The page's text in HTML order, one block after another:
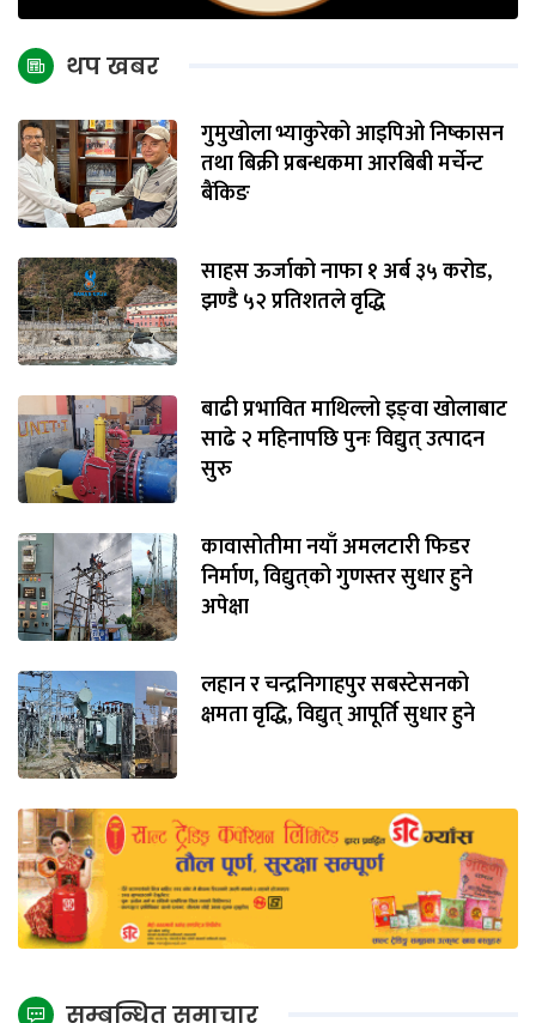
थप खबर
गुमुखोला भ्याकुरेको आइपिओ निष्कासन
तथा बिक्री प्रबन्धकमा आरबिबी मर्चेन्ट
बैंकिङ
साहस ऊर्जाको नाफा १ अर्ब ३५ करोड,
झण्डै ५२ प्रतिशतले वृद्धि
बाढी प्रभावित माथिल्लो इङ्‌वा खोलाबाट
साढे २ महिनापछि पुनः विद्युत् उत्पादन
सुरु
कावासोतीमा नयाँ अमलटारी फिडर
निर्माण, विद्युत्‌को गुणस्तर सुधार हुने
अपेक्षा
लहान र चन्द्रनिगाहपुर सबस्टेसनको
क्षमता वृद्धि, विद्युत् आपूर्ति सुधार हुने
सम्बन्धित समाचार